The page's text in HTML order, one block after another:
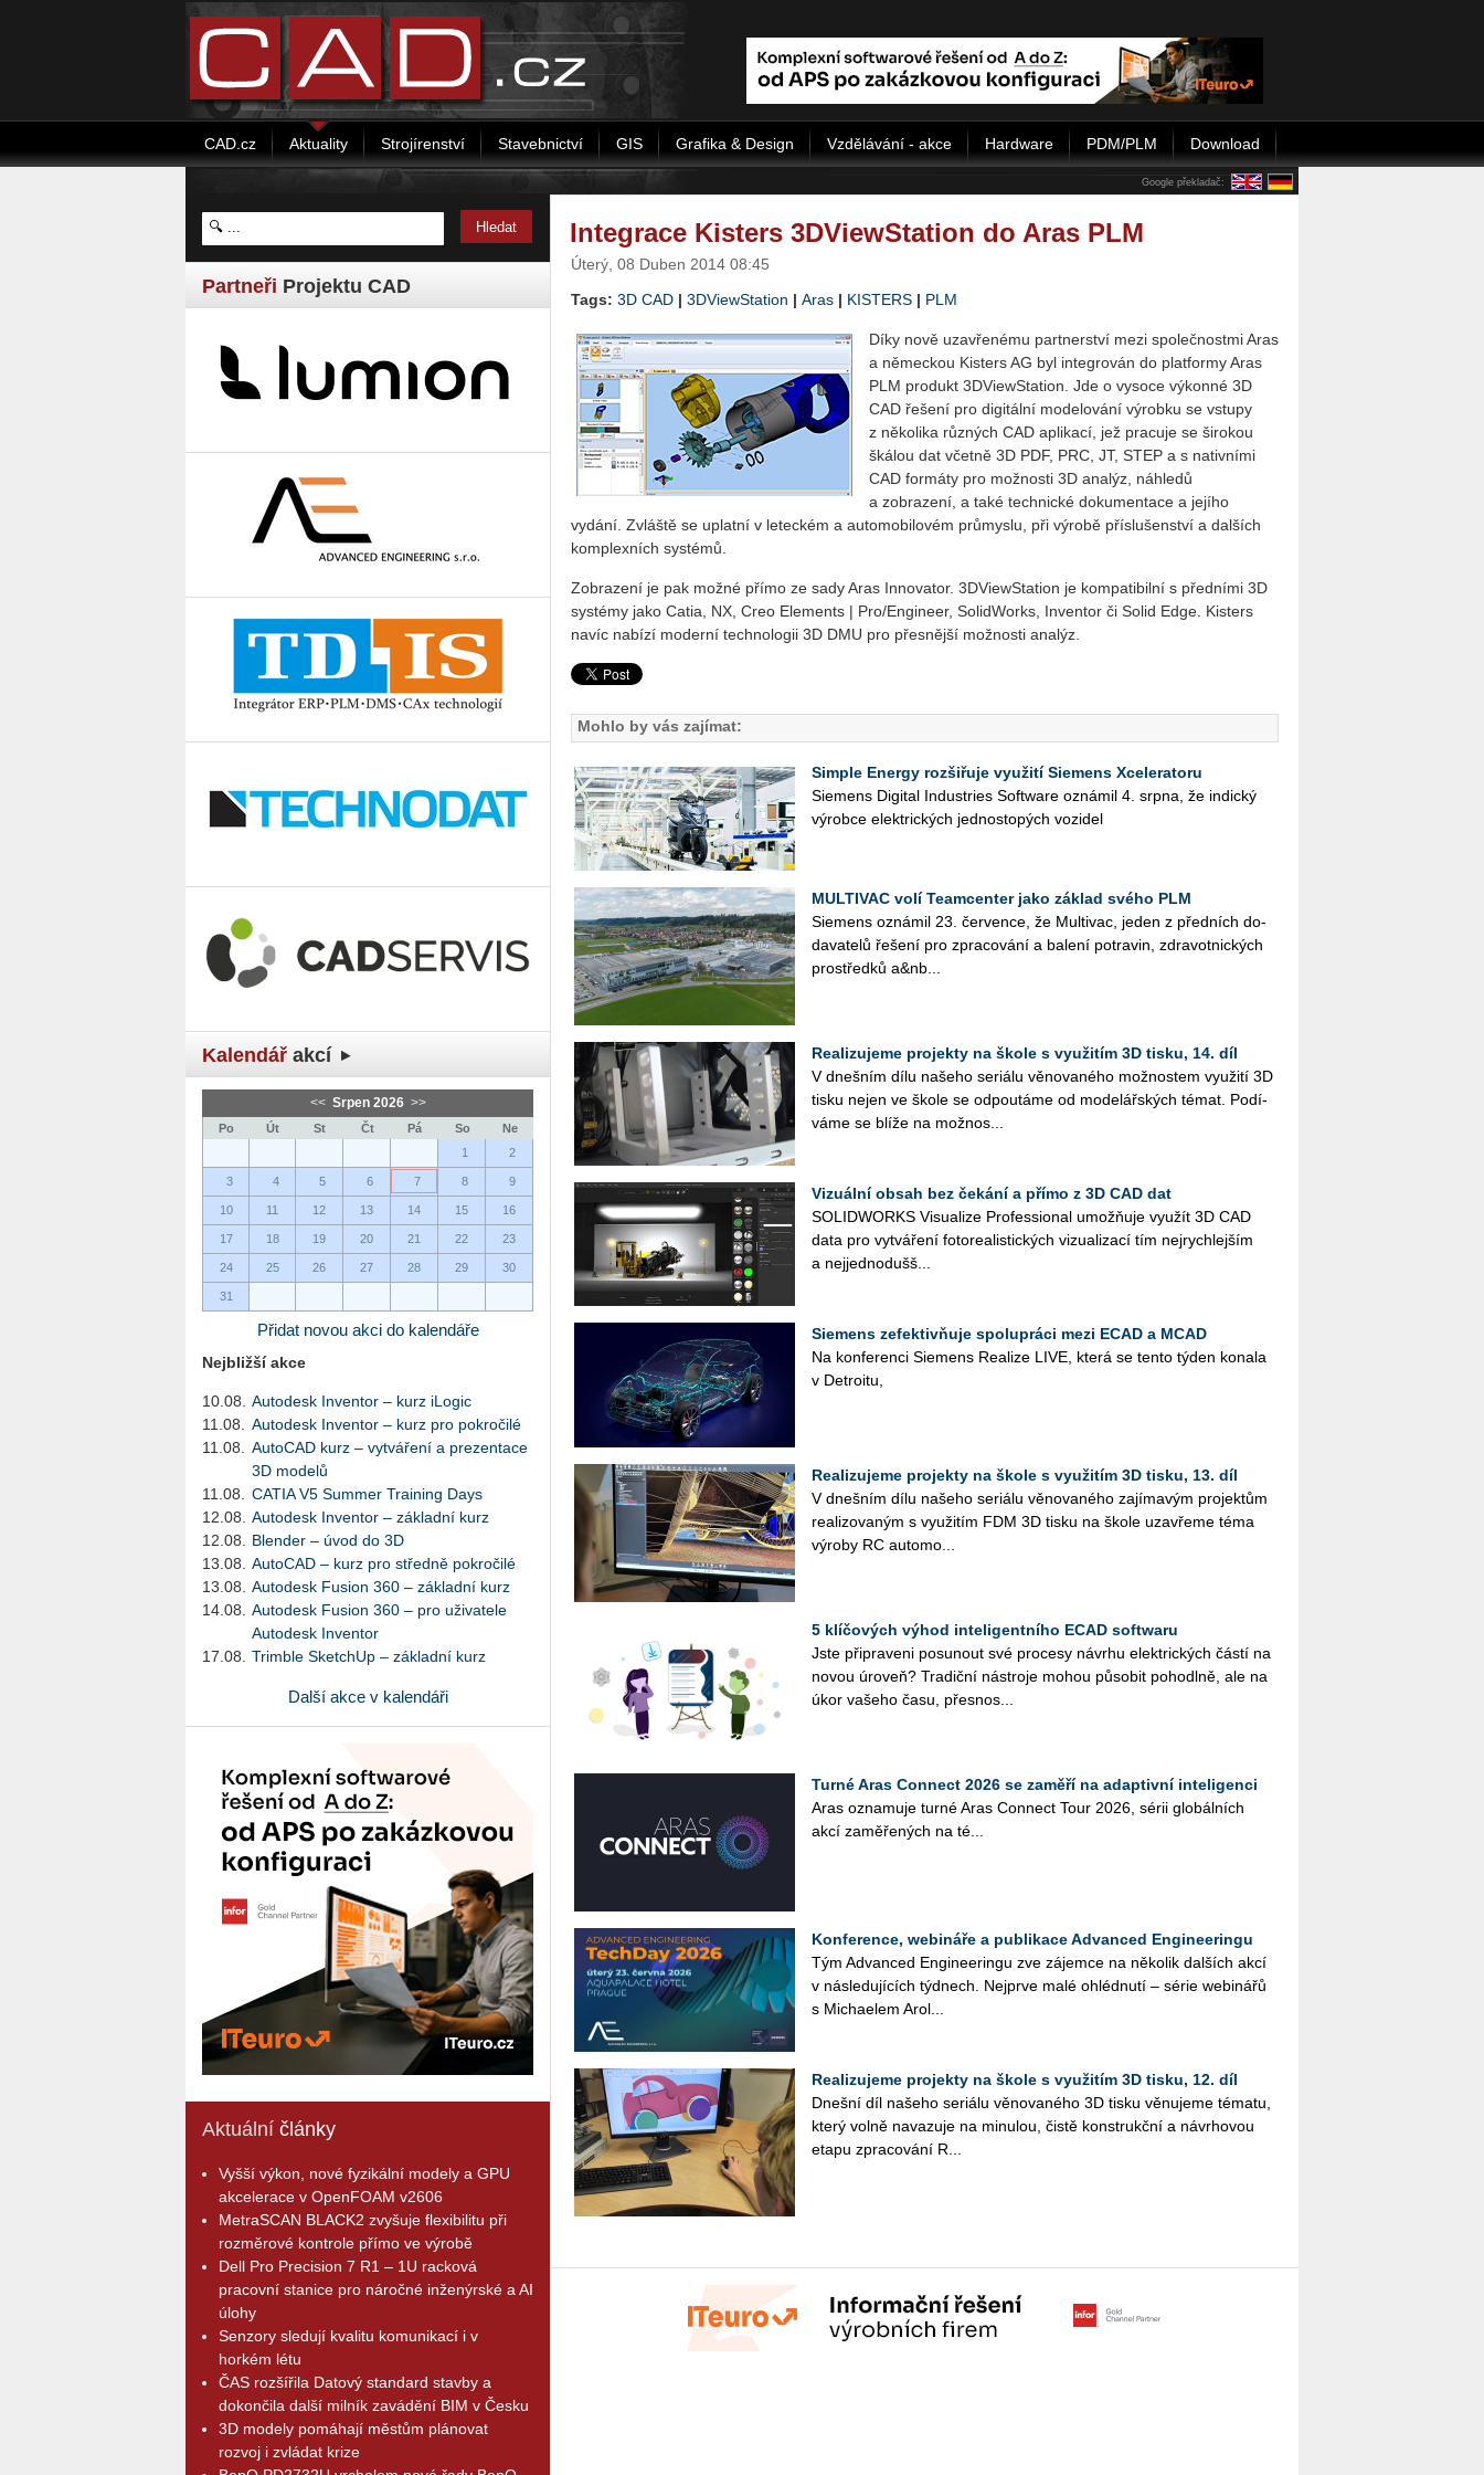
CAD.cz Aktuality Strojírenství Stavebnictví GIS Grafika & Design Vzdělávání - akce Hardware PDM/PLM Download
Google překladač:
Partneři Projektu CAD
Kalendář akcí
<< Srpen 2026 >>
Po Út St Čt Pá So
Ne
1
2
3 4 5 6 7 8 9
10 11 12 13 14 15 16
17 18 19 20 21 22 23
24 25 26 27 28 29 30
31
Přidat novou akci do kalendáře
Nejbližší akce
10.08.
Autodesk Inventor – kurz iLogic
11.08.
Autodesk Inventor – kurz pro pokročilé
11.08.
AutoCAD kurz – vytváření a prezentace
3D modelů
11.08.
CATIA V5 Summer Training Days
12.08.
Autodesk Inventor – základní kurz
12.08.
Blender – úvod do 3D
13.08.
AutoCAD – kurz pro středně pokročilé
13.08.
Autodesk Fusion 360 – základní kurz
14.08.
Autodesk Fusion 360 – pro uživatele
Autodesk Inventor
17.08.
Trimble SketchUp – základní kurz
Další akce v kalendáři
Aktuální články
Vyšší výkon, nové fyzikální modely a GPU
akcelerace v OpenFOAM v2606
MetraSCAN BLACK2 zvyšuje flexibilitu při
rozměrové kontrole přímo ve výrobě
Dell Pro Precision 7 R1 – 1U racková
pracovní stanice pro náročné inženýrské a AI
úlohy
Senzory sledují kvalitu komunikací i v
horkém létu
ČAS rozšířila Datový standard stavby a
dokončila další milník zavádění BIM v Česku
3D modely pomáhají městům plánovat
rozvoj i zvládat krize
Integrace Kisters 3DViewStation do Aras PLM
Úterý, 08 Duben 2014 08:45
Tags: 3D CAD | 3DViewStation | Aras | KISTERS | PLM
Díky nově uzavřenému partnerství mezi společnostmi Aras
a německou Kisters AG byl integrován do platformy Aras
PLM produkt 3DViewStation. Jde o vysoce výkonné 3D
CAD řešení pro digitální modelování výrobku se vstupy
z několika různých CAD aplikací, jež pracuje se širokou
škálou dat včetně 3D PDF, PRC, JT, STEP a s nativními
CAD formáty pro možnosti 3D analýz, náhledů
a zobrazení, a také technické dokumentace a jejího
vydání. Zvláště se uplatní v leteckém a automobilovém průmyslu, při výrobě příslušenství a dalších
komplexních systémů.
Zobrazení je pak možné přímo ze sady Aras Innovator. 3DViewStation je kompatibilní s předními 3D
systémy jako Catia, NX, Creo Elements | Pro/Engineer, SolidWorks, Inventor či Solid Edge. Kisters
navíc nabízí moderní technologii 3D DMU pro přesnější možnosti analýz.
Mohlo by vás zajímat:
Simple Energy rozšiřuje využití Siemens Xceleratoru
Sie­mens Di­gi­tal In­du­st­ries Soft­ware ozná­mil 4. srpna, že in­dic­ký
vý­rob­ce elek­tric­kých jed­nos­to­pých vo­zi­del
MULTIVAC volí Teamcenter jako základ svého PLM
Sie­mens ozná­mil 23. čer­ven­ce, že Mul­ti­vac, jeden z před­ních do­
da­va­te­lů ře­še­ní pro zpra­co­vá­ní a ba­le­ní po­tra­vin, zdra­vot­nic­kých
pro­střed­ků a&nb...
Realizujeme projekty na škole s využitím 3D tisku, 14. díl
V dneš­ním dílu na­še­ho se­ri­á­lu vě­no­va­né­ho mož­nos­tem vy­u­ži­tí 3D
tisku nejen ve škole se od­pou­tá­me od mo­de­lář­ských témat. Po­dí­
vá­me se blíže na mož­nos­...
Vizuální obsah bez čekání a přímo z 3D CAD dat
SO­LID­WORKS Vi­su­a­li­ze Pro­fes­si­o­nal umož­ňuje vy­u­žít 3D CAD
data pro vy­tvá­ře­ní fo­to­re­a­lis­tic­kých vi­zu­a­li­za­cí tím nej­rych­lej­ším
a nej­jed­no­duš­š...
Siemens zefektivňuje spolupráci mezi ECAD a MCAD
Na kon­fe­ren­ci Sie­mens Re­a­li­ze LIVE, která se tento týden ko­na­la
v De­t­ro­i­tu,
Realizujeme projekty na škole s využitím 3D tisku, 13. díl
V dneš­ním dílu na­še­ho se­ri­á­lu vě­no­va­né­ho za­jí­ma­vým pro­jek­tům
re­a­li­zo­va­ným s vy­u­ži­tím FDM 3D tisku na škole uza­vře­me téma
vý­ro­by RC au­to­mo­...
5 klíčových výhod inteligentního ECAD softwaru
Jste při­pra­ve­ni po­su­nout své pro­ce­sy ná­vr­hu elek­tric­kých částí na
novou úroveň? Tra­dič­ní ná­stro­je mohou pů­so­bit po­ho­dl­ně, ale na
úkor va­še­ho času, přes­nos...
Turné Aras Connect 2026 se zaměří na adaptivní inteligenci
Aras ozna­mu­je turné Aras Con­nect Tour 2026, sérii glo­bál­ních
akcí za­mě­ře­ných na té...
Konference, webináře a publikace Advanced Engineeringu
Tým Advan­ced En­gi­nee­rin­gu zve zá­jem­ce na ně­ko­lik dal­ších akcí
v ná­sle­du­jí­cích týd­nech. Nej­pr­ve malé ohléd­nu­tí – série webi­ná­řů
s Mi­cha­e­lem Arol...
Realizujeme projekty na škole s využitím 3D tisku, 12. díl
Dneš­ní díl na­še­ho se­ri­á­lu vě­no­va­né­ho 3D tisku vě­nu­je­me té­ma­tu,
který volně na­va­zu­je na mi­nu­lou, čistě kon­strukč­ní a ná­vr­ho­vou
etapu zpra­co­vá­ní R...